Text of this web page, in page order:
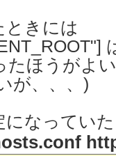
ときには
たほうがよ
が、、、)
になってい